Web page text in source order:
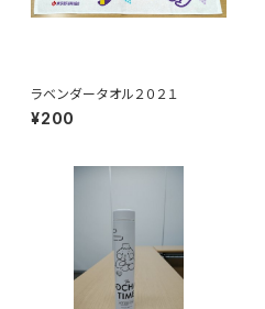
ラベンダータオル２０２１
¥200